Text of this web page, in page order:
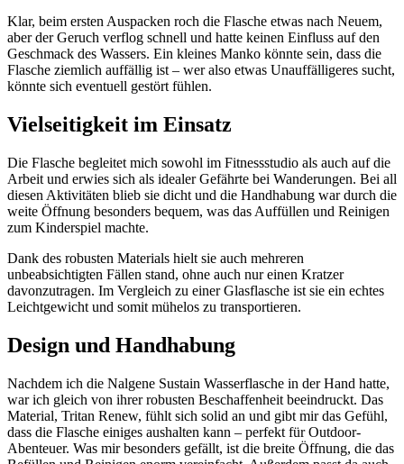
Klar, beim ersten Auspacken roch die Flasche etwas nach Neuem,
aber der Geruch verflog schnell und hatte keinen Einfluss auf den
Geschmack des Wassers. Ein kleines Manko könnte sein, dass die
Flasche ziemlich auffällig ist – wer also etwas Unauffälligeres sucht,
könnte sich eventuell gestört fühlen.
Vielseitigkeit im Einsatz
Die Flasche begleitet mich sowohl im Fitnessstudio als auch auf die
Arbeit und erwies sich als idealer Gefährte bei Wanderungen. Bei all
diesen Aktivitäten blieb sie dicht und die Handhabung war durch die
weite Öffnung besonders bequem, was das Auffüllen und Reinigen
zum Kinderspiel machte.
Dank des robusten Materials hielt sie auch mehreren
unbeabsichtigten Fällen stand, ohne auch nur einen Kratzer
davonzutragen. Im Vergleich zu einer Glasflasche ist sie ein echtes
Leichtgewicht und somit mühelos zu transportieren.
Design und Handhabung
Nachdem ich die Nalgene Sustain Wasserflasche in der Hand hatte,
war ich gleich von ihrer robusten Beschaffenheit beeindruckt. Das
Material, Tritan Renew, fühlt sich solid an und gibt mir das Gefühl,
dass die Flasche einiges aushalten kann – perfekt für Outdoor-
Abenteuer. Was mir besonders gefällt, ist die breite Öffnung, die das